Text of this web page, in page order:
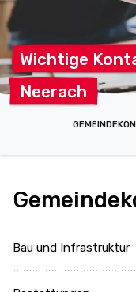
Wichtige
Neerach
Bau und Infrastruktur